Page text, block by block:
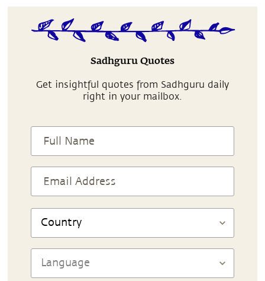
Sadhguru Quotes
Get insightful quotes from Sadhguru daily
right in your mailbox.